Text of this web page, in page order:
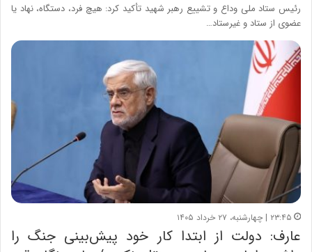
رئیس ستاد ملی وداع و تشییع رهبر شهید تأکید کرد: هیچ فرد، دستگاه، نهاد یا
عضوی از ستاد و غیرستاد…
۲۳:۴۵ | چهارشنبه، ۲۷ خرداد ۱۴۰۵
عارف: دولت از ابتدا کار خود پیش‌بینی جنگ را